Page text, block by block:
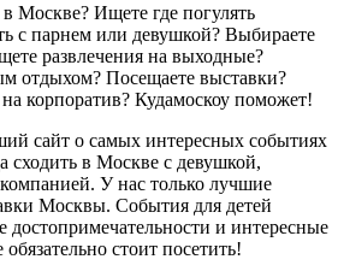
в Москве? Ищете где погулять
с парнем или девушкой? Выбираете
развлечения на выходные?
отдыхом? Посещаете выставки?
на корпоратив? Кудамоскоу поможет!
сайт о самых интересных событиях
в Москве с девушкой,
У нас только лучшие
Москвы. События для детей
и интересные
стоит посетить!